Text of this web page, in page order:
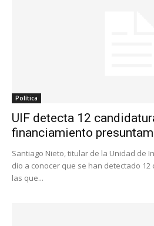
Política
UIF detecta 12
financiamiento
Santiago Nieto, titular de la Unidad de
dio a conocer que se han detectado
las que...